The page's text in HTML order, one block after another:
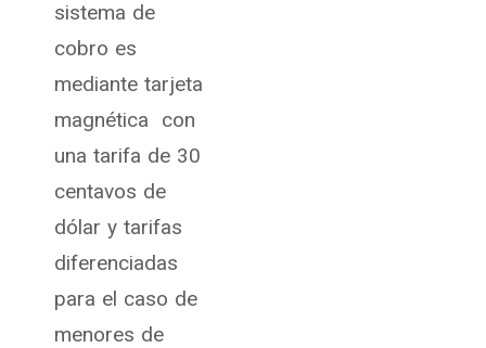
sistema de
cobro es
mediante tarjeta
magnética con
una tarifa de 30
centavos de
dólar y tarifas
diferenciadas
para el caso de
menores de